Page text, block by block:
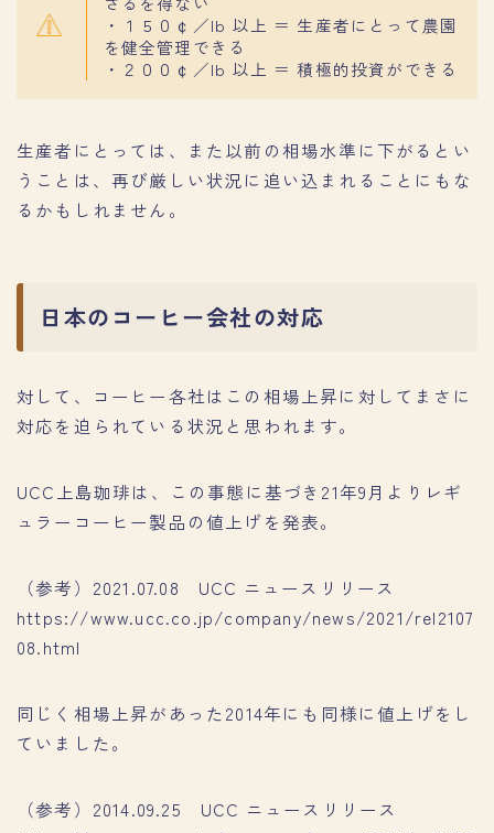
・１５０￠／lb 以上 ＝ 生産者にとって農園
を健全管理できる
・２００￠／lb 以上 ＝ 積極的投資ができる
生産者にとっては、また以前の相場水準に下がるとい
うことは、再び厳しい状況に追い込まれることにもな
るかもしれません。
日本のコーヒー会社の対応
対して、コーヒー各社はこの相場上昇に対してまさに
対応を迫られている状況と思われます。
UCC上島珈琲は、この事態に基づき21年9月よりレギ
ュラーコーヒー製品の値上げを発表。
（参考）2021.07.08 UCC ニュースリリース
https://www.ucc.co.jp/company/news/2021/rel2107
08.html
同じく相場上昇があった2014年にも同様に値上げをし
ていました。
（参考）2014.09.25 UCC ニュースリリース